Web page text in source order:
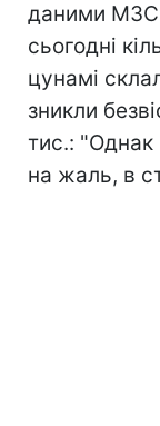
даними МЗС
сьогодні
цунамі
зникли
тис.: "Однак
на жаль, в